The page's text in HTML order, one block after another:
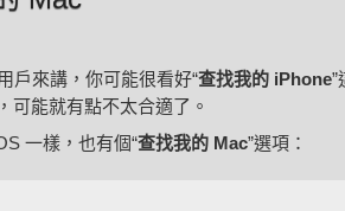
戶來講，你可能很看好“查找我的 iPhone”
可能就有點不太合適了。
一樣，也有個“查找我的 Mac”選項：